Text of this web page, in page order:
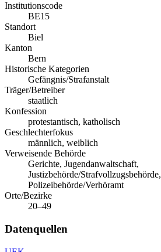
Institutionscode
BE15
Standort
Biel
Kanton
Bern
Historische Kategorien
Gefängnis/Strafanstalt
Träger/Betreiber
staatlich
Konfession
protestantisch, katholisch
Geschlechterfokus
männlich, weiblich
Verweisende Behörde
Gerichte, Jugendanwaltschaft,
Justizbehörde/Strafvollzugsbehörde,
Polizeibehörde/Verhöramt
Orte/Bezirke
20–49
Datenquellen